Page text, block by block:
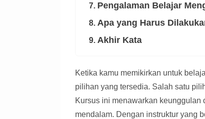
7. Pengalaman Belajar
8. Apa yang Harus
9. Akhir Kata
Ketika kamu memikirkan untuk
pilihan yang tersedia. Salah satu
Kursus ini menawarkan
mendalam. Dengan instruktur yang